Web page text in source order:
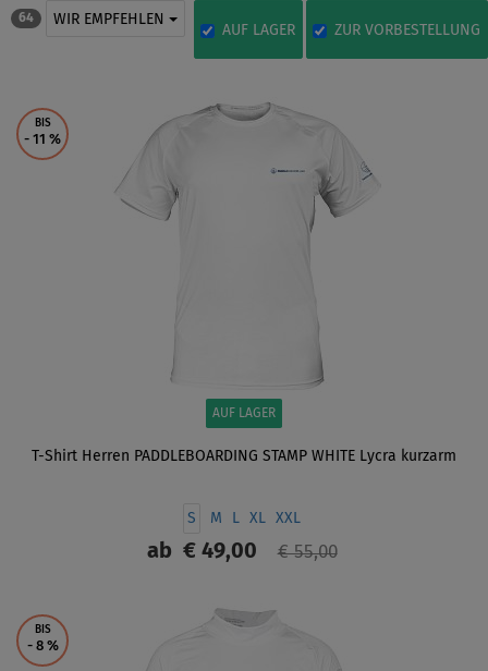
64 WIR EMPFEHLEN
AUF LAGER ZUR VORBESTELLUNG
BIS
- 11 %
AUF LAGER
T-Shirt Herren PADDLEBOARDING STAMP WHITE Lycra kurzarm
S M L XL XXL
ab€ 49,00 € 55,00
ANZEIGEN
BIS
- 8 %